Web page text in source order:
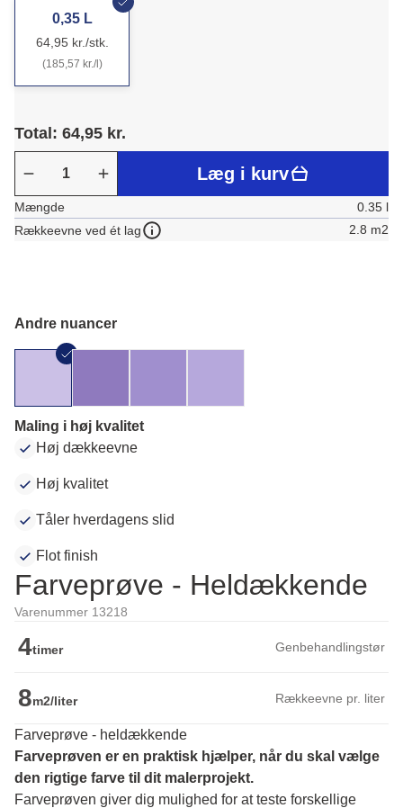
0,35 L
64,95 kr./stk.
(185,57 kr./l)
Total: 64,95 kr.
Læg i kurv
Mængde
0.35 l
Rækkeevne ved ét lag
2.8 m2
Andre nuancer
Maling i høj kvalitet
Høj dækkeevne
Høj kvalitet
Tåler hverdagens slid
Flot finish
Farveprøve - Heldækkende
Varenummer 13218
4timer Genbehandlingstør
8m2/liter Rækkeevne pr. liter
Farveprøve - heldækkende
Farveprøven er en praktisk hjælper, når du skal vælge
den rigtige farve til dit malerprojekt.
Farveprøven giver dig mulighed for at teste forskellige